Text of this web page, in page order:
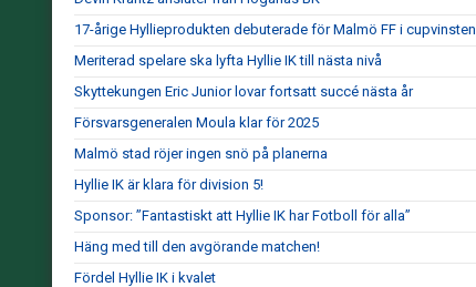
17-årige Hyllieprodukten debuterade för Malmö FF i cupvinsten
Meriterad spelare ska lyfta Hyllie IK till nästa nivå
Skyttekungen Eric Junior lovar fortsatt succé nästa år
Försvarsgeneralen Moula klar för 2025
Malmö stad röjer ingen snö på planerna
Hyllie IK är klara för division 5!
Sponsor: ”Fantastiskt att Hyllie IK har Fotboll för alla”
Häng med till den avgörande matchen!
Fördel Hyllie IK i kvalet